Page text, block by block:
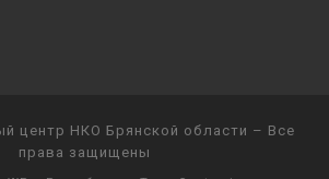
центр НКО Брянской области – Все
права защищены